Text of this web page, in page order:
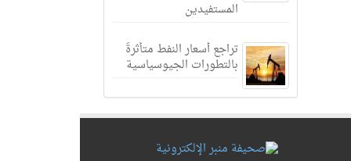
المستفيدين
تراجع أسعار النفط متأثرةً
بالتطورات الجيوسياسية